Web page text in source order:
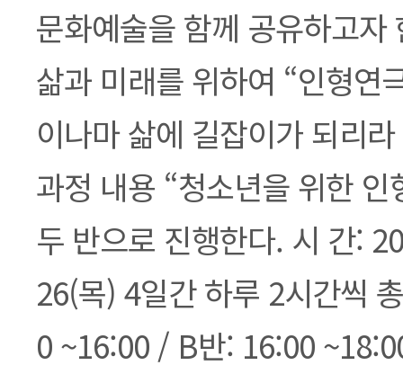
문화예술을 함께 공유하고자
삶과 미래를 위하여 “인형연
이나마 삶에 길잡이가 되리
과정 내용 “청소년을 위한 인
두 반으로 진행한다. 시 간:
26(목) 4일간 하루 2시간씩
0 ~16:00 / B반: 16:00